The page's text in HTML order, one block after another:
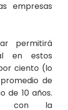
empresas
permitirá
en estos
ciento (lo
de
de 10 años.
con la